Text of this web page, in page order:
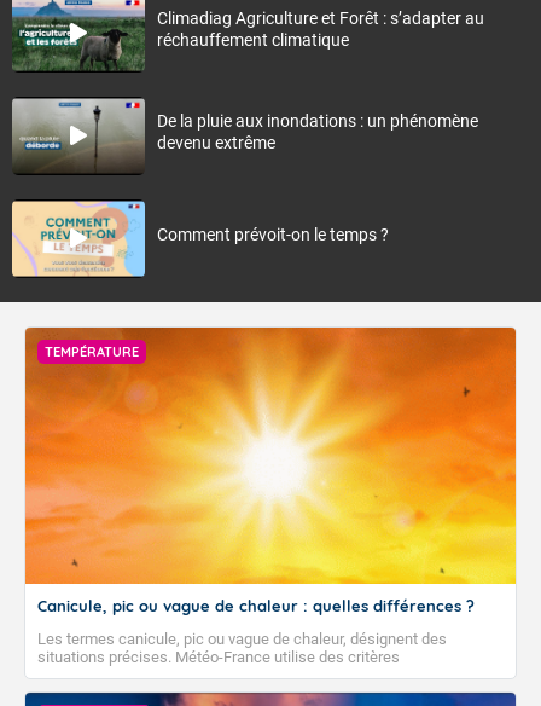
Climadiag Agriculture et Forêt : s’adapter au
réchauffement climatique
De la pluie aux inondations : un phénomène
devenu extrême
Comment prévoit-on le temps ?
TEMPÉRATURE
Canicule, pic ou vague de chaleur : quelles différences ?
Les termes canicule, pic ou vague de chaleur, désignent des
situations précises. Météo-France utilise des critères
climatologiques pour évaluer et qualifier les épisodes de chaleur qui
peuvent avoir des impacts sanitaires et socio-économiques